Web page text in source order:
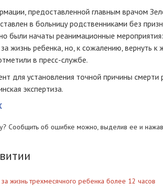
предоставленной главным врачом
в больницу родственниками без
были начаты реанимационные
жизнь ребенка, но, к сожалению, вернуть к
в пресс-службе.
для установления точной причины смерти
экспертиза.
Cообщить об ошибке можно, выделив ее и нажав
жизнь трехмесячного ребенка более 12 часов